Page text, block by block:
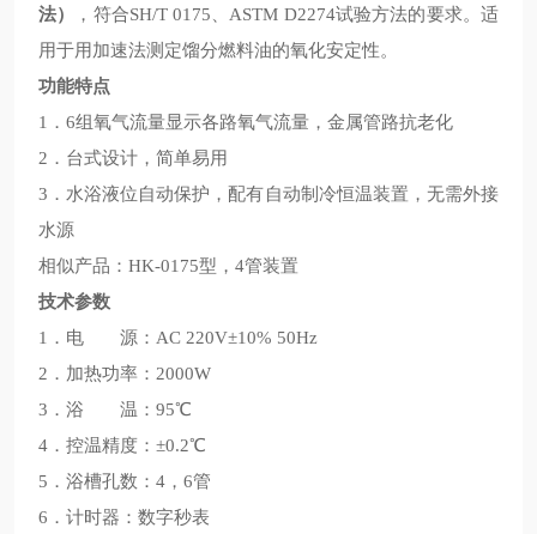
法）
，符合SH/T 0175、ASTM D2274试验方法的要求。适
用于用加速法测定馏分燃料油的氧化安定性。
功能特点
1．6组氧气流量显示各路氧气流量，金属管路抗老化
2．台式设计，简单易用
3．水浴液位自动保护，配有自动制冷恒温装置，无需外接
水源
相似产品：HK-0175型，4管装置
技术参数
1．电 源：AC 220V±10% 50Hz
2．加热功率：2000W
3．浴 温：95℃
4．控温精度：±0.2℃
5．浴槽孔数：4，6管
6．计时器：数字秒表